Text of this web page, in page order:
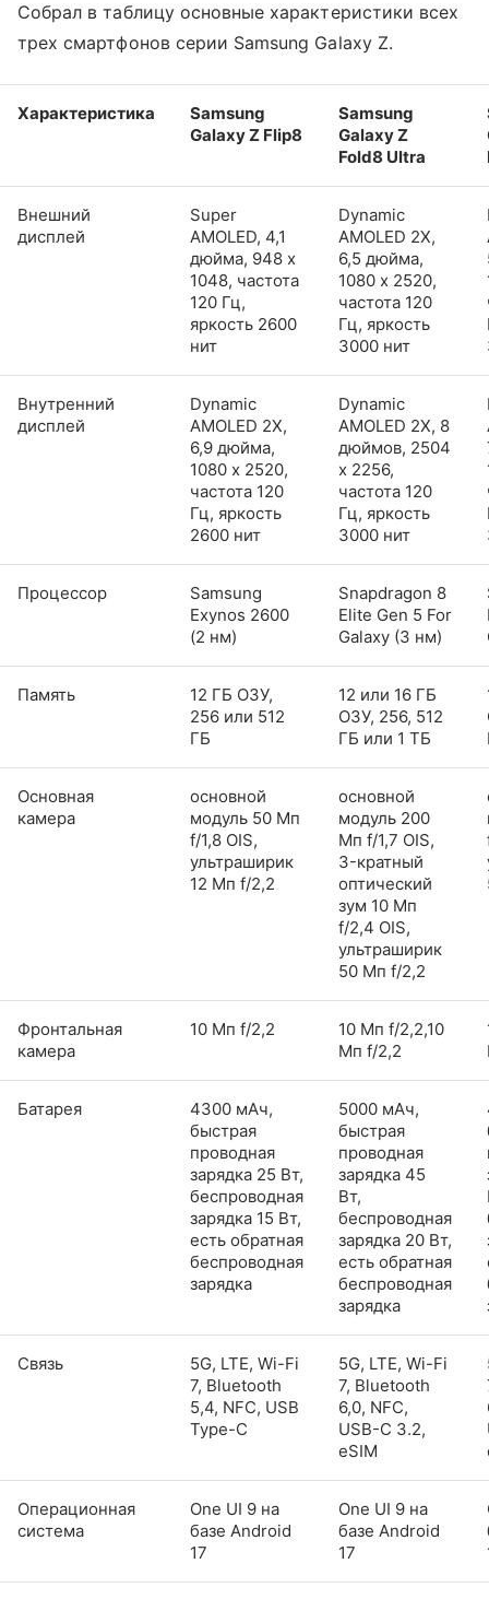
Собрал в таблицу основные характеристики всех
трех смартфонов серии Samsung Galaxy Z.
Характеристика
Samsung
Galaxy Z Flip8
Samsung
Galaxy Z
Fold8 Ultra
Внешний
дисплей
Super
AMOLED, 4,1
дюйма, 948 x
1048, частота
120 Гц,
яркость 2600
нит
Dynamic
AMOLED 2X,
6,5 дюйма,
1080 x 2520,
частота 120
Гц, яркость
3000 нит
Внутренний
дисплей
Dynamic
AMOLED 2X,
6,9 дюйма,
1080 x 2520,
частота 120
Гц, яркость
2600 нит
Dynamic
AMOLED 2X, 8
дюймов, 2504
x 2256,
частота 120
Гц, яркость
3000 нит
Процессор
Samsung
Exynos 2600
(2 нм)
Snapdragon 8
Elite Gen 5 For
Galaxy (3 нм)
Память
12 ГБ ОЗУ,
256 или 512
ГБ
12 или 16 ГБ
ОЗУ, 256, 512
ГБ или 1 ТБ
Основная
камера
основной
модуль 50 Мп
f/1,8 OIS,
ультраширик
12 Мп f/2,2
основной
модуль 200
Мп f/1,7 OIS,
3-кратный
оптический
зум 10 Мп
f/2,4 OIS,
ультраширик
50 Мп f/2,2
Фронтальная
камера
10 Мп f/2,2
10 Мп f/2,2,10
Мп f/2,2
Батарея
4300 мАч,
быстрая
проводная
зарядка 25 Вт,
беспроводная
зарядка 15 Вт,
есть обратная
беспроводная
зарядка
5000 мАч,
быстрая
проводная
зарядка 45
Вт,
беспроводная
зарядка 20 Вт,
есть обратная
беспроводная
зарядка
Связь
5G, LTE, Wi-Fi
7, Bluetooth
5,4, NFC, USB
Type-C
5G, LTE, Wi-Fi
7, Bluetooth
6,0, NFC,
USB-C 3.2,
eSIM
Операционная
система
One UI 9 на
базе Android
17
One UI 9 на
базе Android
17